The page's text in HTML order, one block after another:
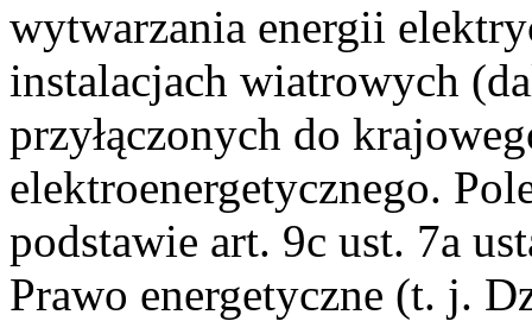
wytwarzania energii
instalacjach wiatrowych
przyłączonych do
elektroenergetycznego.
podstawie art. 9c ust. 7a
Prawo energetyczne (t. j.